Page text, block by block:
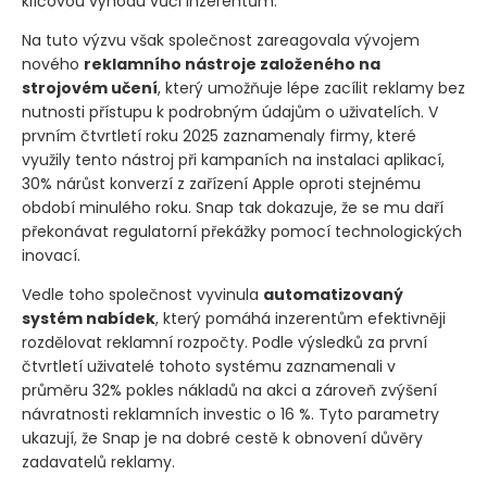
Na tuto výzvu však společnost zareagovala vývojem
nového reklamního nástroje založeného na
strojovém učení, který umožňuje lépe zacílit reklamy bez
nutnosti přístupu k podrobným údajům o uživatelích. V
prvním čtvrtletí roku 2025 zaznamenaly firmy, které
využily tento nástroj při kampaních na instalaci aplikací,
30% nárůst konverzí z zařízení Apple oproti stejnému
období minulého roku. Snap tak dokazuje, že se mu daří
překonávat regulatorní překážky pomocí technologických
inovací.
Vedle toho společnost vyvinula automatizovaný
systém nabídek, který pomáhá inzerentům efektivněji
rozdělovat reklamní rozpočty. Podle výsledků za první
čtvrtletí uživatelé tohoto systému zaznamenali v
průměru 32% pokles nákladů na akci a zároveň zvýšení
návratnosti reklamních investic o 16 %. Tyto parametry
ukazují, že Snap je na dobré cestě k obnovení důvěry
zadavatelů reklamy.